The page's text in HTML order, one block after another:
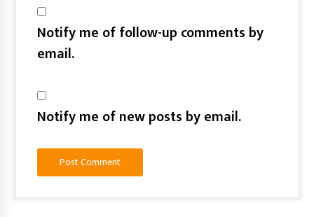
Notify me of follow-up comments by
email.
Notify me of new posts by email.